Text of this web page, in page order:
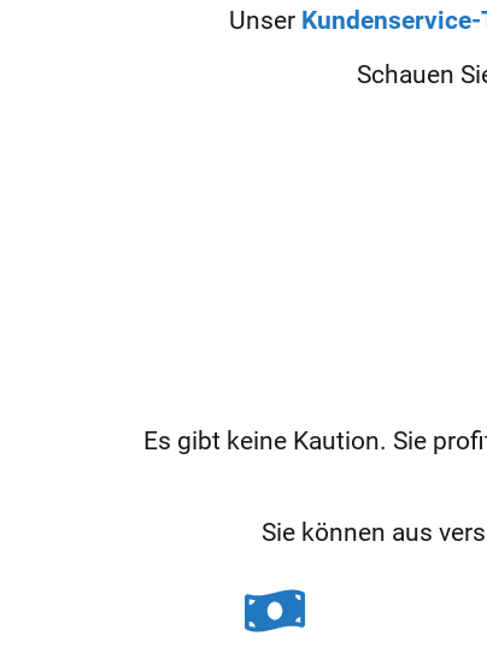
Unser Kundenservice-
Schauen
Es gibt keine Kaution. Sie
Sie können aus